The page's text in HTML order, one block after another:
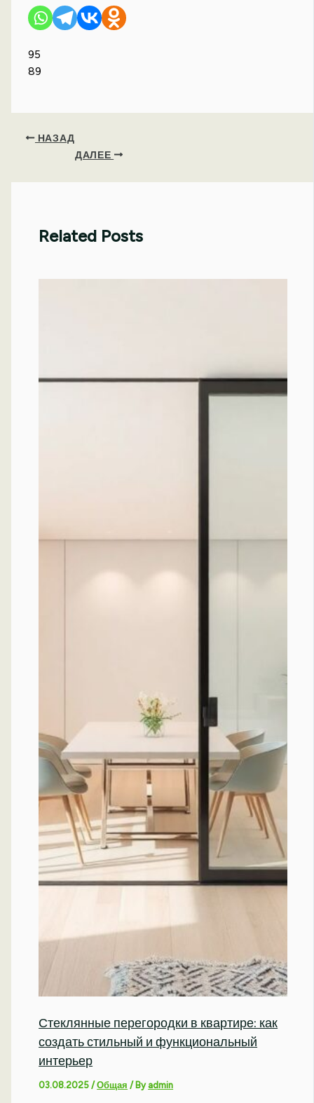
95
89
НАЗАД
ДАЛЕЕ
Related Posts
Стеклянные перегородки в квартире: как
создать стильный и функциональный
интерьер
03.08.2025/Общая / Byadmin